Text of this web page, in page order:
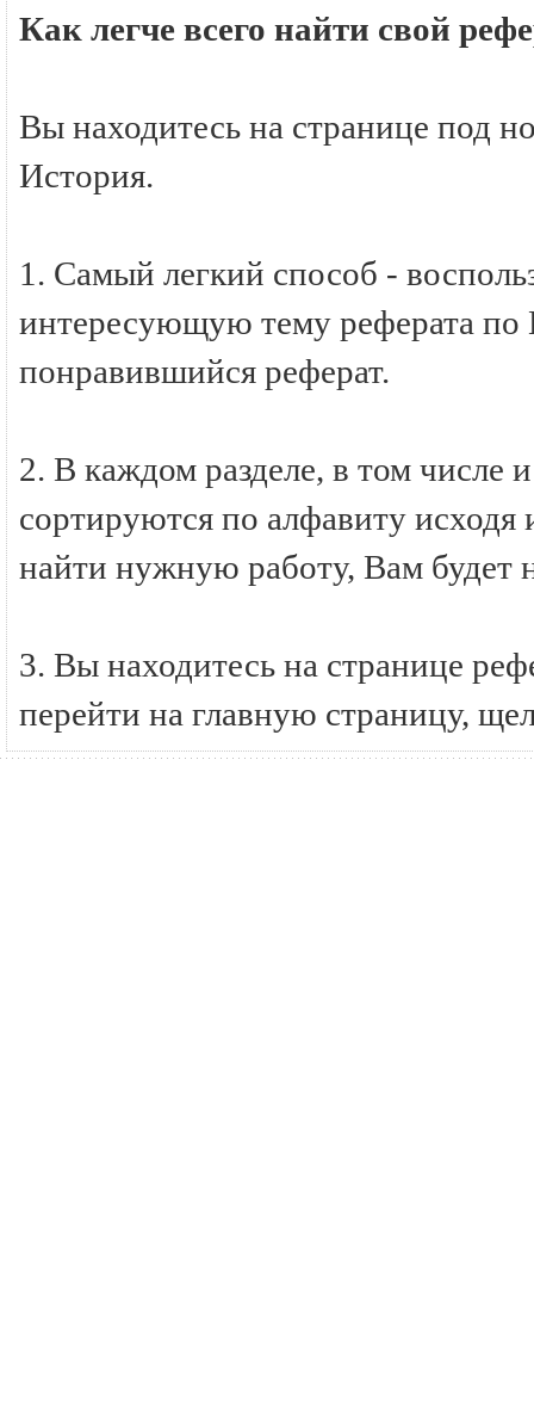
Как легче всего найти свой
Вы находитесь на странице под
История.
1. Самый легкий способ -
интересующую тему реферата по
понравившийся реферат.
2. В каждом разделе, в том числе
сортируются по алфавиту исходя
найти нужную работу, Вам будет
3. Вы находитесь на странице
перейти на главную страницу,